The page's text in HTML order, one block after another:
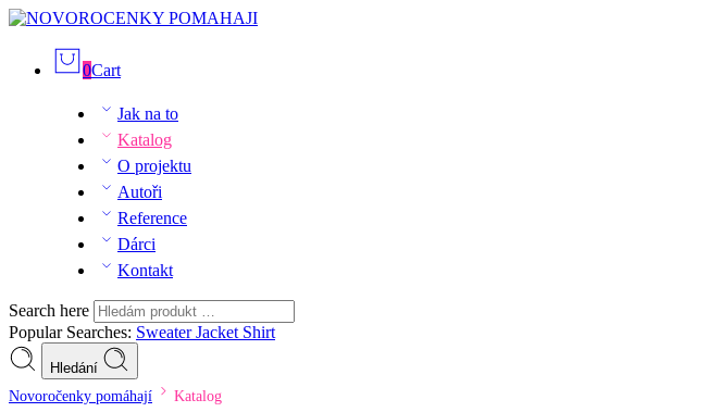
0Cart
Jak na to
Katalog
O projektu
Autoři
Reference
Dárci
Kontakt
Search here
Popular Searches: SweaterJacket Shirt
Hledání
Novoročenky pomáhají Katalog